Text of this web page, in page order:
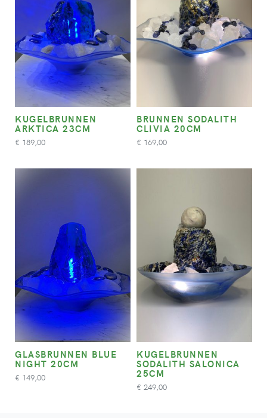
KUGELBRUNNEN
ARKTICA 23CM
€ 189,00
BRUNNEN SODALITH
CLIVIA 20CM
€ 169,00
GLASBRUNNEN BLUE
NIGHT 20CM
€ 149,00
KUGELBRUNNEN
SODALITH SALONICA
25CM
€ 249,00